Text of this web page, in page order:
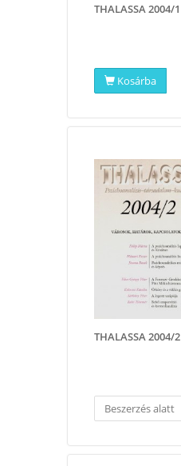
THALASSA 2004/1
Kosárba
THALASSA 2004/2
Beszerzés alatt